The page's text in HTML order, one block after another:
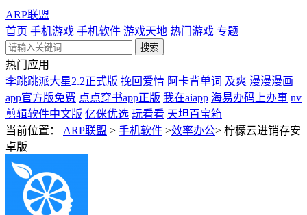
ARP联盟
首页 手机游戏 手机软件 游戏天地 热门游戏 专题
热门应用
李跳跳派大星2.2正式版 挽回爱情 阿卡背单词 及爽 漫漫漫画
app官方版免费 点点穿书app正版 我在aiapp 海易办码上办事 nv
剪辑软件中文版 亿侎优选 玩看看 天坦百宝箱
当前位置： ARP联盟 > 手机软件 >效率办公> 柠檬云进销存安
卓版